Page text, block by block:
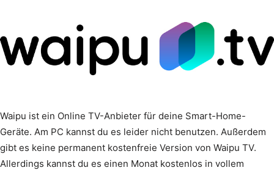
Waipu ist ein Online TV-Anbieter für deine Smart-Home-
Geräte. Am PC kannst du es leider nicht benutzen. Außerdem
gibt es keine permanent kostenfreie Version von Waipu TV.
Allerdings kannst du es einen Monat kostenlos in vollem